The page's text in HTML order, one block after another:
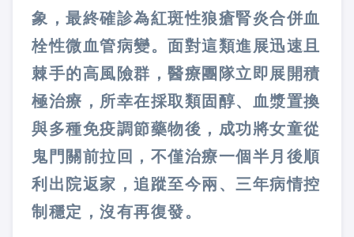
象，最終確診為紅斑性狼瘡腎炎合併血
栓性微血管病變。面對這類進展迅速且
棘手的高風險群，醫療團隊立即展開積
極治療，所幸在採取類固醇、血漿置換
與多種免疫調節藥物後，成功將女童從
鬼門關前拉回，不僅治療一個半月後順
利出院返家，追蹤至今兩、三年病情控
制穩定，沒有再復發。